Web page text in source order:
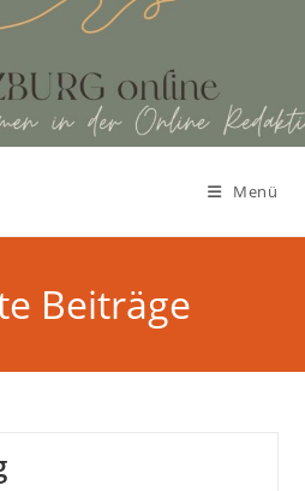
Menü
Beiträge